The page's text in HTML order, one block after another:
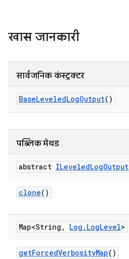
खास जानकारी
सार्वजनिक कंस्ट्रक्टर
BaseLeveledLogOutput()
पब्लिक मेथड
abstract ILeveledLogOutput
clone()
Map<String , Log . LogLevel>
getForcedVerbosityMap()